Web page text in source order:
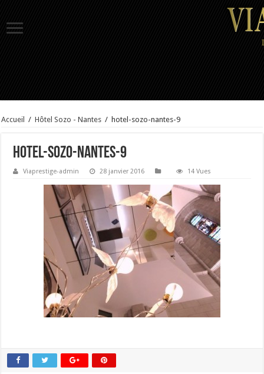
Accueil / Hôtel Sozo - Nantes / hotel-sozo-nantes-9
hotel-sozo-nantes-9
Viaprestige-admin 28 janvier 2016 14 Vues